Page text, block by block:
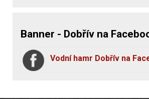
Banner - Dobřív na
Vodní hamr Dobřív na